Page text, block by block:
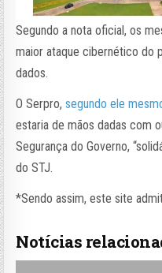
Segundo a nota oficial, os
maior ataque cibernético do
dados.
O Serpro,segundo ele
estaria de mãos dadas com
Segurança do Governo,
do STJ.
*Sendo assim, este site
Notícias